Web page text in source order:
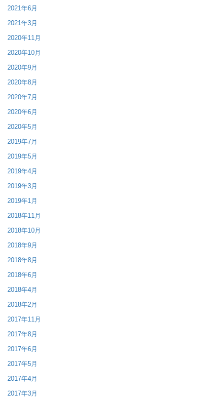
2021年6月
2021年3月
2020年11月
2020年10月
2020年9月
2020年8月
2020年7月
2020年6月
2020年5月
2019年7月
2019年5月
2019年4月
2019年3月
2019年1月
2018年11月
2018年10月
2018年9月
2018年8月
2018年6月
2018年4月
2018年2月
2017年11月
2017年8月
2017年6月
2017年5月
2017年4月
2017年3月